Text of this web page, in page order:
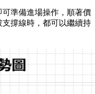
準備進場操作，順著價
撐線時，都可以繼續持